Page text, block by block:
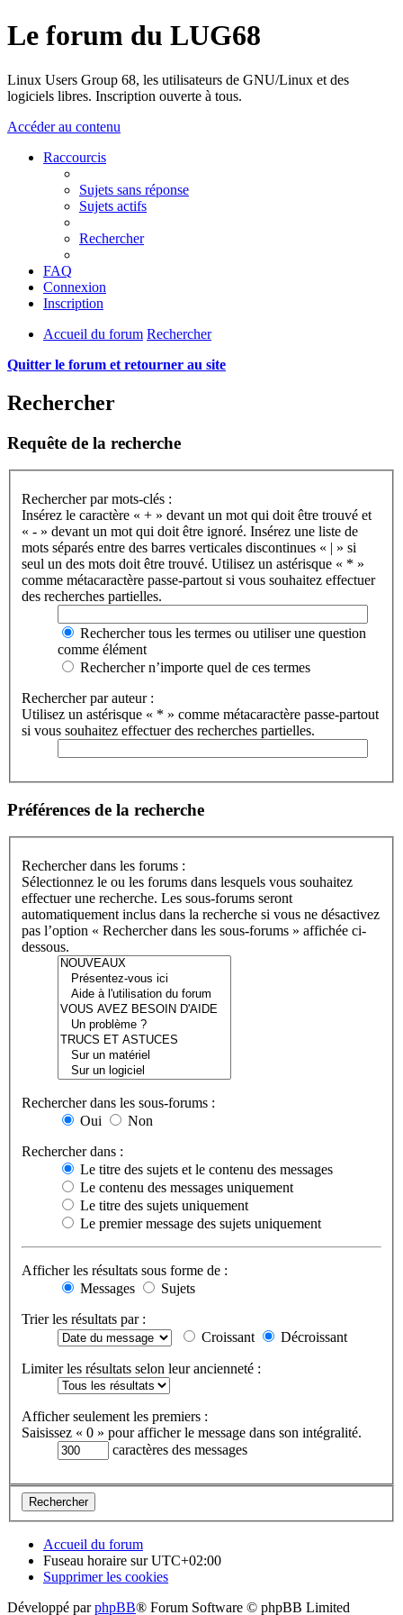
Le forum du LUG68
Linux Users Group 68, les utilisateurs de GNU/Linux et des
logiciels libres. Inscription ouverte à tous.
Accéder au contenu
Raccourcis
Sujets sans réponse
Sujets actifs
Rechercher
FAQ
Connexion
Inscription
Accueil du forum Rechercher
Quitter le forum et retourner au site
Rechercher
Requête de la recherche
Rechercher par mots-clés :
Insérez le caractère « + » devant un mot qui doit être trouvé et
« - » devant un mot qui doit être ignoré. Insérez une liste de
mots séparés entre des barres verticales discontinues « | » si
seul un des mots doit être trouvé. Utilisez un astérisque « * »
comme métacaractère passe-partout si vous souhaitez effectuer
des recherches partielles.
Rechercher tous les termes ou utiliser une question
comme élément
Rechercher n’importe quel de ces termes
Rechercher par auteur :
Utilisez un astérisque « * » comme métacaractère passe-partout
si vous souhaitez effectuer des recherches partielles.
Préférences de la recherche
Rechercher dans les forums :
Sélectionnez le ou les forums dans lesquels vous souhaitez
effectuer une recherche. Les sous-forums seront
automatiquement inclus dans la recherche si vous ne désactivez
pas l’option « Rechercher dans les sous-forums » affichée ci-
dessous.
Rechercher dans les sous-forums :
Oui
Non
Rechercher dans :
Le titre des sujets et le contenu des messages
Le contenu des messages uniquement
Le titre des sujets uniquement
Le premier message des sujets uniquement
Afficher les résultats sous forme de :
Messages
Sujets
Trier les résultats par :
Croissant
Décroissant
Limiter les résultats selon leur ancienneté :
Afficher seulement les premiers :
Saisissez « 0 » pour afficher le message dans son intégralité.
caractères des messages
Accueil du forum
Fuseau horaire surUTC+02:00
Supprimer les cookies
Développé parphpBB® Forum Software © phpBB Limited